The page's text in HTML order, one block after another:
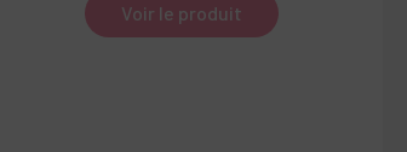
Voir le produit